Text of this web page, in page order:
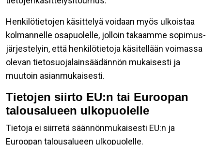
Henkilötietojen käsittelyä voidaan myös ulkoistaa
kolmannelle osapuolelle, jolloin takaamme sopimus-
järjestelyin, että henkilötietoja käsitellään voimassa
olevan tietosuojalainsäädännön mukaisesti ja
muutoin asianmukaisesti.
Tietojen siirto EU:n tai Euroopan
talousalueen ulkopuolelle
Tietoja ei siirretä säännönmukaisesti EU:n ja
Euroopan talousalueen ulkopuolelle.